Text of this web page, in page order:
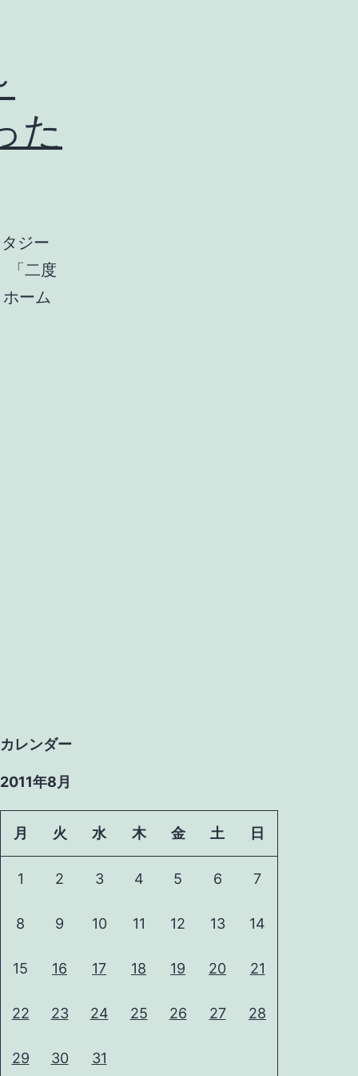
た
ジー
「二度
ーム
カレンダー
2011年8月
月 火 水 木 金 土 日
1 2 3 4 5 6 7
8 9 10 11 12 13 14
15 16 17 18 19 20 21
22 23 24 25 26 27 28
29 30 31